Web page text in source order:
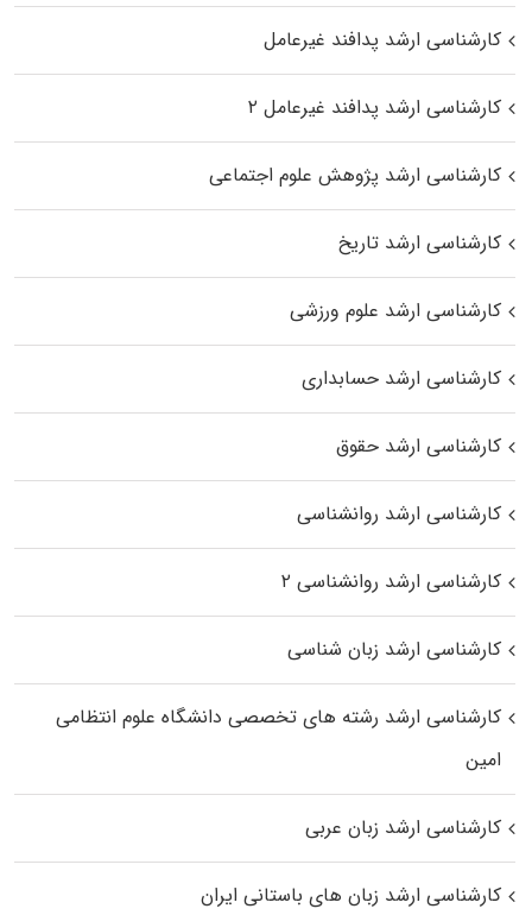
کارشناسی ارشد پدافند غیرعامل
کارشناسی ارشد پدافند غیرعامل ۲
کارشناسی ارشد پژوهش علوم اجتماعی
کارشناسی ارشد تاریخ
کارشناسی ارشد علوم ورزشی
کارشناسی ارشد حسابداری
کارشناسی ارشد حقوق
کارشناسی ارشد روانشناسی
کارشناسی ارشد روانشناسی ۲
کارشناسی ارشد زبان شناسی
کارشناسی ارشد رﺷﺘﻪ ﻫﺎی تخصصی داﻧﺸﮕﺎه ﻋﻠﻮم انتظامی
اﻣﻴﻦ
کارشناسی ارشد زبان عربی
کارشناسی ارشد زبان‌ های باستانی ایران